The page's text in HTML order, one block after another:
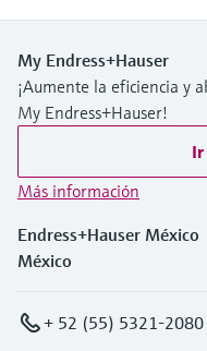
My Endress+Hauser
¡Aumente la eficiencia y
My Endress+Hauser!
Ir
Más información
Endress+Hauser México
México
+ 52 (55) 5321-2080